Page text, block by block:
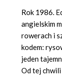
Rok 1986.
angielskim
rowerach i
kodem:
jeden
Od tej chwili